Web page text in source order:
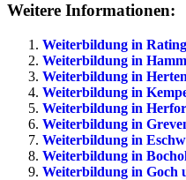
Weitere Informationen:
Weiterbildung in
Weiterbildung in
Weiterbildung in
Weiterbildung in
Weiterbildung in
Weiterbildung in
Weiterbildung in
Weiterbildung in
Weiterbildung in Goch